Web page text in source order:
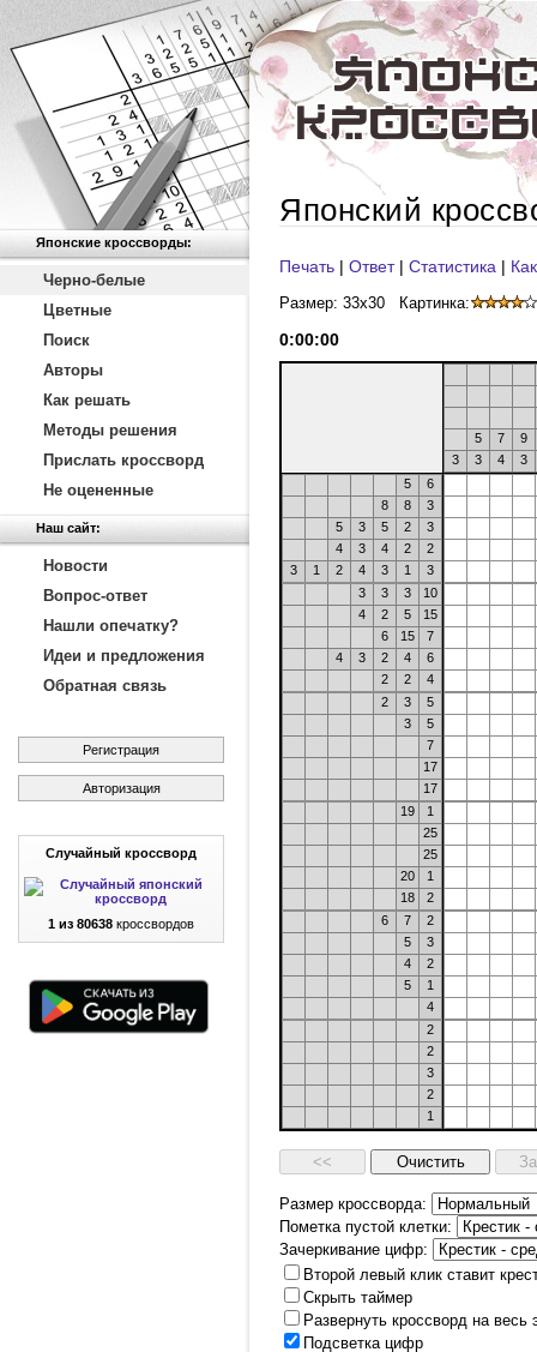
Японские кроссворды:
Черно-белые
Цветные
Поиск
Авторы
Как решать
Методы решения
Прислать кроссворд
Не оцененные
Наш сайт:
Новости
Вопрос-ответ
Нашли опечатку?
Идеи и предложения
Обратная связь
Регистрация
Авторизация
Случайный кроссворд
1 из 80638 кроссвордов
Японский
Печать | Ответ| Статистика |
Размер: 33x30 Картинка:
0:00:00
5 7
9
3
3 4
3
5
6
8
8
3
5
3 5 2
3
4
3 4 2
2
3
1 2 4 3 1
3
3
3 3
10
4
2 5
15
6
15
7
4
3 2 4
6
2
2
4
2
3
5
3
5
7
17
17
19
1
25
25
20
1
18
2
6
7
2
5
3
4
2
5
1
4
2
2
3
2
1
Размер кроссворда:
Пометка пустой клетки:
Зачеркивание цифр:
Второй левый клик ставит
Скрыть таймер
Развернуть кроссворд на
Подсветка цифр